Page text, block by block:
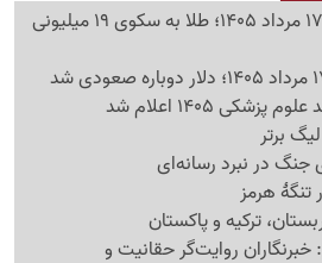
قیمت طلا و سکه امروز 17 مرداد 1405؛ طلا به سکوی 19 میلیونی
1405 اعلام شد
برتر
جنگ در نبرد رسانه‌ای
هرمز
ترکیه و پاکستان
روایت‌گر حقانیت و